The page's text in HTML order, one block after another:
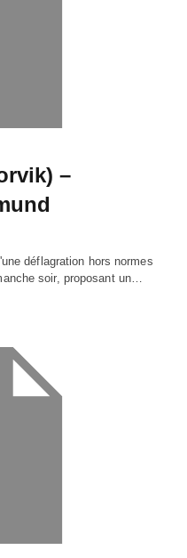
–
déflagration hors normes
soir, proposant un…